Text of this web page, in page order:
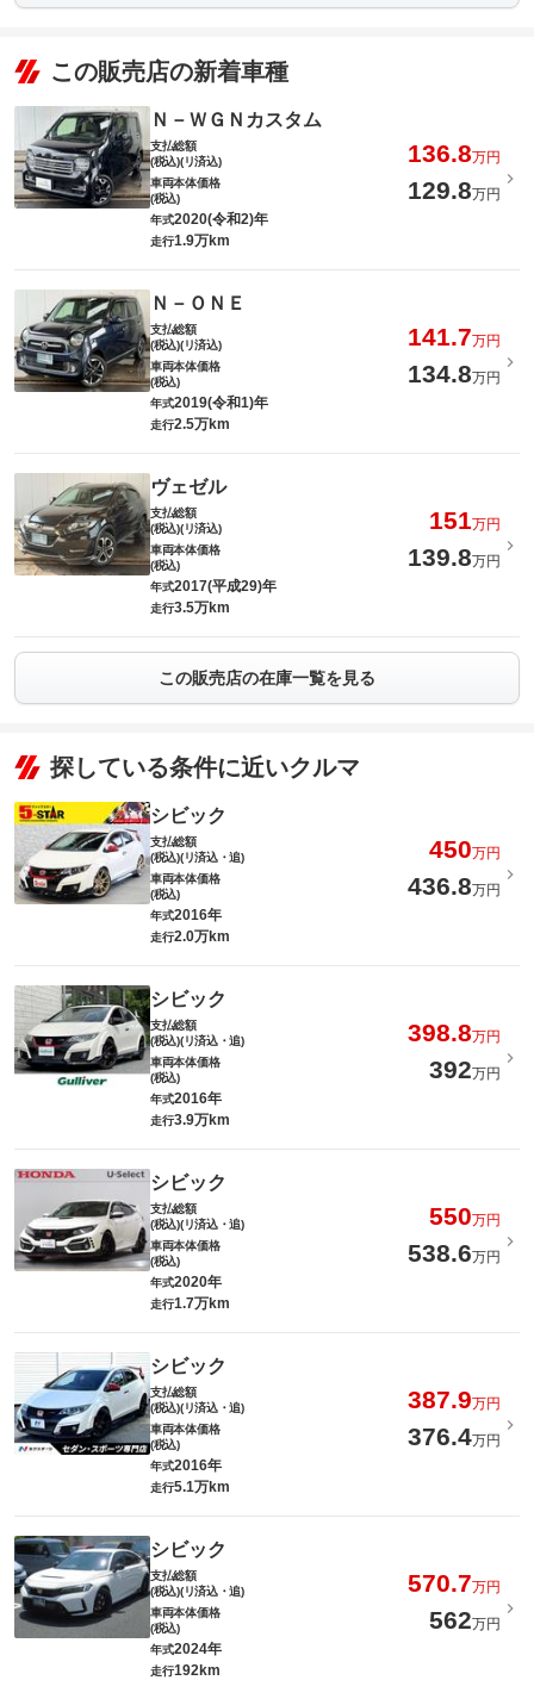
この販売店の新着車種
Ｎ－ＷＧＮカスタム
支払総額
(税込)(リ済込)
136.8万円
車両本体価格
(税込)
129.8万円
年式2020(令和2)年
走行1.9万km
Ｎ－ＯＮＥ
支払総額
(税込)(リ済込)
141.7万円
車両本体価格
(税込)
134.8万円
年式2019(令和1)年
走行2.5万km
ヴェゼル
支払総額
(税込)(リ済込)
151万円
車両本体価格
(税込)
139.8万円
年式2017(平成29)年
走行3.5万km
この販売店の在庫一覧を見る
探している条件に近いクルマ
シビック
支払総額
(税込)(リ済込・追)
450万円
車両本体価格
(税込)
436.8万円
年式2016年
走行2.0万km
シビック
支払総額
(税込)(リ済込・追)
398.8万円
車両本体価格
(税込)
392万円
年式2016年
走行3.9万km
シビック
支払総額
(税込)(リ済込・追)
550万円
車両本体価格
(税込)
538.6万円
年式2020年
走行1.7万km
シビック
支払総額
(税込)(リ済込・追)
387.9万円
車両本体価格
(税込)
376.4万円
年式2016年
走行5.1万km
シビック
支払総額
(税込)(リ済込・追)
570.7万円
車両本体価格
(税込)
562万円
年式2024年
走行192km